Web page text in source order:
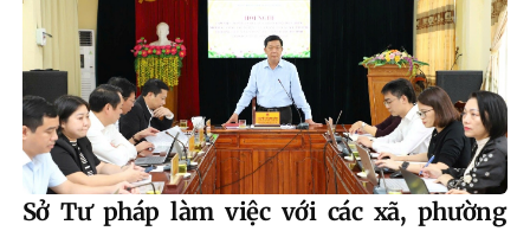
Sở Tư pháp làm việc với các xã, phường